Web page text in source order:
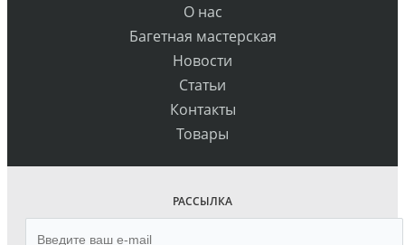
О нас
Багетная мастерская
Новости
Статьи
Контакты
Товары
РАССЫЛКА